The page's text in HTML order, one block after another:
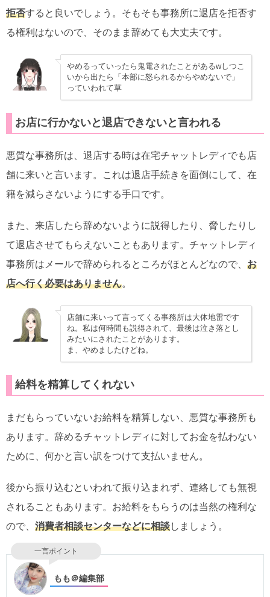
拒否すると良いでしょう。そもそも事務所に退店を拒否す
る権利はないので、そのまま辞めても大丈夫です。
やめるっていったら鬼電されたことがあるwしつこ
いから出たら「本部に怒られるからやめないで」
っていわれて草
お店に行かないと退店できないと言われる
悪質な事務所は、退店する時は在宅チャットレディでも店
舗に来いと言います。これは退店手続きを面倒にして、在
籍を減らさないようにする手口です。
また、来店したら辞めないように説得したり、脅したりし
て退店させてもらえないこともあります。チャットレディ
事務所はメールで辞められるところがほとんどなので、 お
店へ行く必要はありません。
店舗に来いって言ってくる事務所は大体地雷です
ね。私は何時間も説得されて、最後は泣き落とし
みたいにされたことがあります。
ま、やめましたけどね。
給料を精算してくれない
まだもらっていないお給料を精算しない、悪質な事務所も
あります。辞めるチャットレディに対してお金を払わない
ために、何かと言い訳をつけて支払いません。
後から振り込むといわれて振り込まれず、連絡しても無視
されることもあります。お給料をもらうのは当然の権利な
ので、 消費者相談センターなどに相談しましょう。
一言ポイント
もも＠編集部